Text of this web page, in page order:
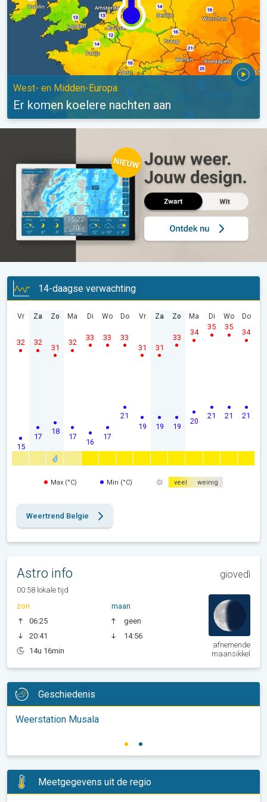
West- en Midden-Europa
Er komen koelere nachten aan
14-daagse verwachting
Vr
15
32
Za
17
32
Zo
18
31
Ma
17
32
Di
16
33
Wo
17
33
Do
21
33
Vr
19
31
Za
19
31
Zo
19
33
Ma
20
34
Di
21
35
Wo
21
35
Do
21
34
Max (°C) Min (°C) veel weinig
Weertrend Belgie
Astro info giovedì
00:58 lokale tijd
zon
06:25
20:41
14u 16min
maan
geen
14:56
afnemende
maansikkel
Geschiedenis
Weerstation Musala
Meetgegevens uit de regio